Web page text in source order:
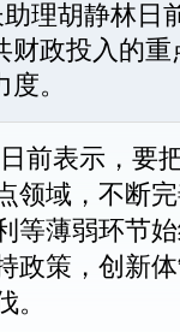
理胡静林日
财政投入的
。
前表示，要
领域，不断
等薄弱环节
政策，创新